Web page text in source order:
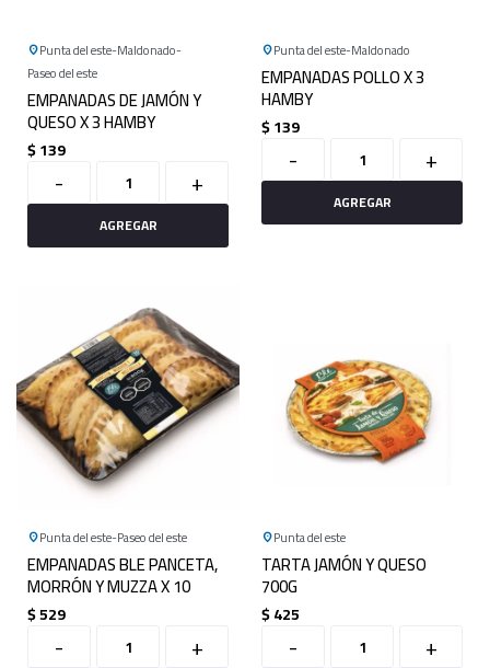
Punta del este Maldonado
Paseo del este
EMPANADAS DE JAMÓN Y
QUESO X 3 HAMBY
$139
- +
Punta del este Maldonado
EMPANADAS POLLO X 3
HAMBY
$139
- +
Punta del este Paseo del este
EMPANADAS BLE PANCETA,
MORRÓN Y MUZZA X 10
$529
- +
Punta del este
TARTA JAMÓN Y QUESO
700G
$425
- +